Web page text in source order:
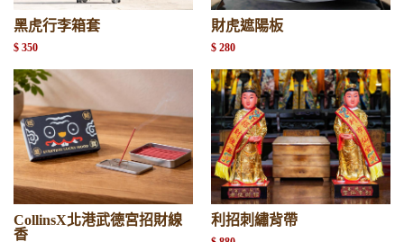
黑虎行李箱套
$ 350
財虎遮陽板
$ 280
CollinsX北港武德宮招財線
香
利招刺繡背帶